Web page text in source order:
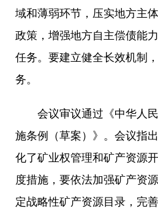
域和薄弱环节，压实地方主
政策，增强地方自主偿债能
任务。要建立健全长效机制
务。
会议审议通过《中华人
施条例（草案）》。会议指
化了矿业权管理和矿产资源
度措施，要依法加强矿产资
定战略性矿产资源目录，完